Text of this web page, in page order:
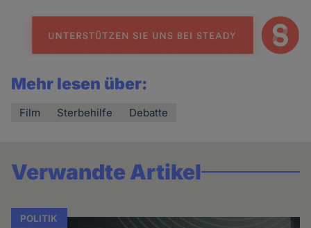
Mehr lesen über:
Film Sterbehilfe Debatte
Verwandte Artikel
POLITIK